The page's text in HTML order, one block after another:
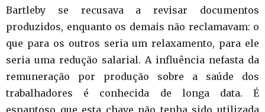
Bartleby se recusava a revisar documentos
produzidos, enquanto os demais não reclamavam: o
que para os outros seria um relaxamento, para ele
seria uma redução salarial. A influência nefasta da
remuneração por produção sobre a saúde dos
trabalhadores é conhecida de longa data. É
espantoso que esta chave não tenha sido utilizada